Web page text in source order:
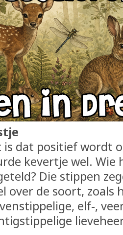
is dat positief wordt
kevertje wel. Wie
Die stippen
over de soort, zoals
elf-,